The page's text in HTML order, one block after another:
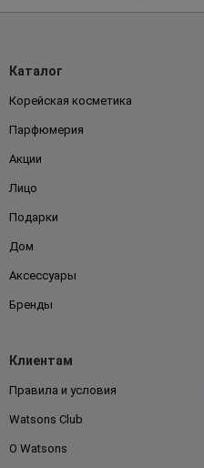
Каталог
Корейская косметика
Парфюмерия
Акции
Лицо
Подарки
Дом
Аксессуары
Бренды
Клиентам
Правила и условия
Watsons Club
О Watsons